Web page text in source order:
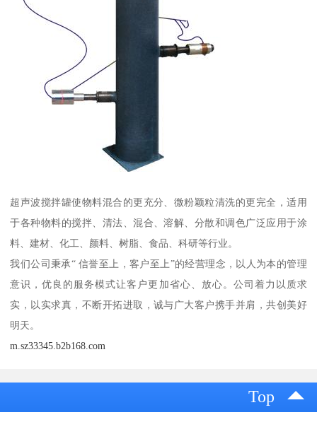
超声波搅拌罐使物料混合的更充分、微粉颖粒清洗的更完全，适用
于各种物料的搅拌、清法、混合、溶解、分散和调色广泛应用于涂
料、建材、化工、颜料、树脂、食品、科研等行业。
我们公司秉承“ 信誉至上，客户至上”的经营理念，以人为本的管理
意识，优良的服务模式让客户更加省心、放心。公司着力以质求
实，以实求真，不断开拓进取，诚与广大客户携手并肩，共创美好
明天。
m.sz33345.b2b168.com
Top